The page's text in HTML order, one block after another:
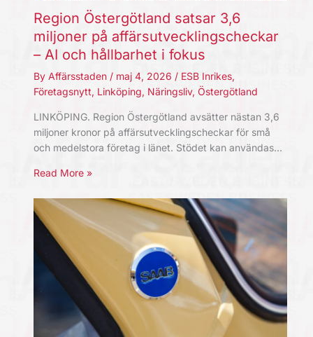
Region Östergötland satsar 3,6
miljoner på affärsutvecklingscheckar
– AI och hållbarhet i fokus
By Affärsstaden / maj 4, 2026 / ESB Inrikes,
Företagsnytt, Linköping, Näringsliv, Östergötland
LINKÖPING. Region Östergötland avsätter nästan 3,6
miljoner kronor på affärsutvecklingscheckar för små
och medelstora företag i länet. Stödet kan användas…
Read More »